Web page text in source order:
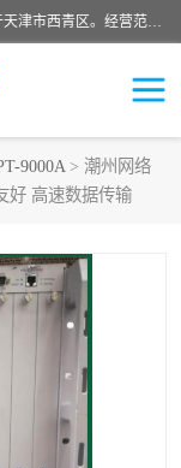
天津市信仪科科技有限公司成立于2013年，注册地位于天津市西青区。经营范围包括计算机软件、电子产品、仪器技术开发、技术转让、技术咨询、技术服务、网络工程、电子监控工程安装等；主要产品有：网络流量测试仪、Ixia XM2、XM12、XGS2、XGS12、400T、1600T、X16网络协议分析仪，Agilent N2X 等等各种型号，欢迎来电咨询。
9000A > 潮州网络
好 高速数据传输
C1
N4U
SPT-2U
2000A-HS